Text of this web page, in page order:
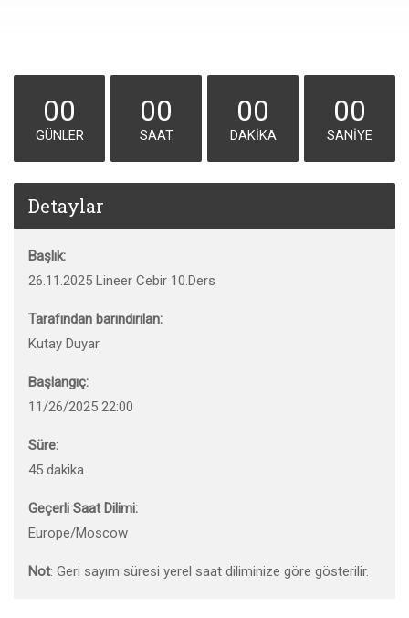
00
GÜNLER
00
SAAT
00
DAKIKA
00
SANIYE
Detaylar
Başlık:
26.11.2025 Lineer Cebir 10.Ders
Tarafından barındırılan:
Kutay Duyar
Başlangıç:
11/26/2025 22:00
Süre:
45 dakika
Geçerli Saat Dilimi:
Europe/Moscow
Not: Geri sayım süresi yerel saat diliminize göre gösterilir.